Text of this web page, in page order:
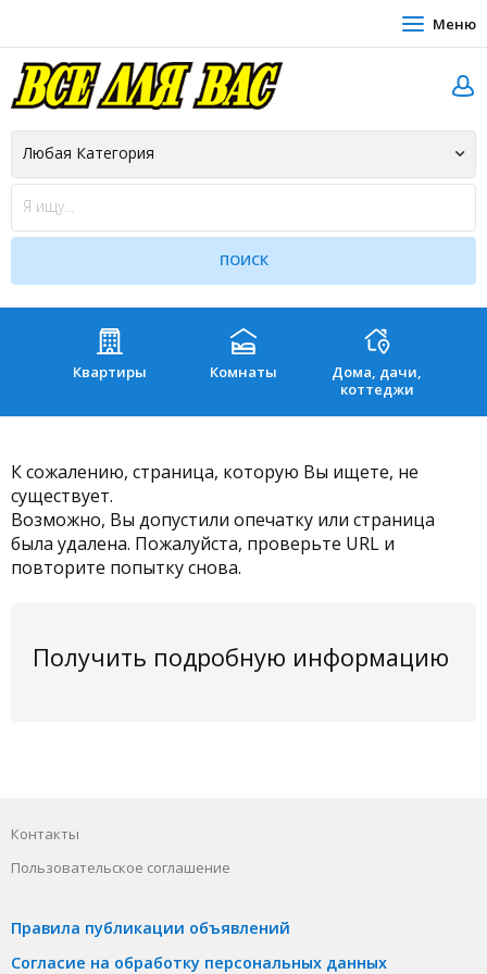
Меню
Квартиры Комнаты
Дома, дачи,
коттеджи
К сожалению, страница, которую Вы ищете, не
существует.
Возможно, Вы допустили опечатку или страница
была удалена. Пожалуйста, проверьте URL и
повторите попытку снова.
Получить подробную информацию
Контакты
Пользовательское соглашение
Правила публикации объявлений
Согласие на обработку персональных данных